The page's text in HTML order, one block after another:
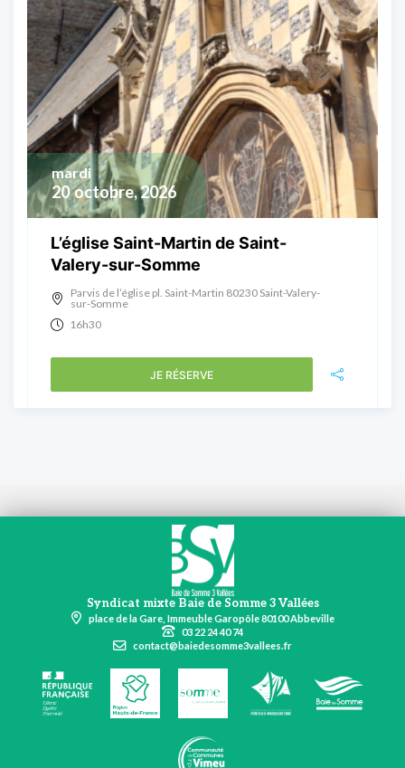
20 octobre, 2026
mardi
L’église Saint-Martin de Saint-
Valery-sur-Somme
Parvis de l’église pl. Saint-Martin 80230 Saint-Valery-
sur-Somme
16h30
JE RÉSERVE
Syndicat mixte Baie de Somme 3 Vallées
place de la Gare, Immeuble Garopôle 80100 Abbeville
03 22 24 40 74
contact@baiedesomme3vallees.fr